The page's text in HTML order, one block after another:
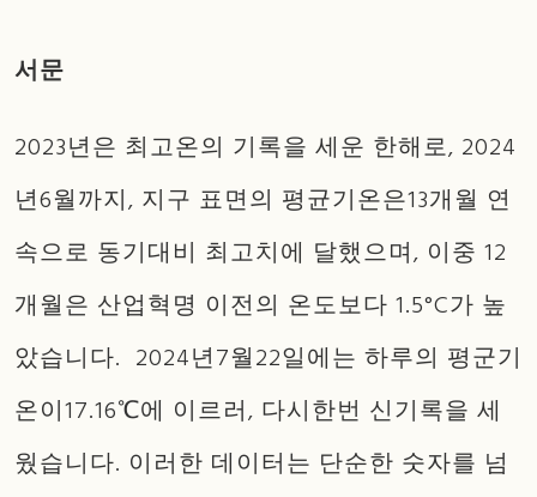
서문
2023년은 최고온의 기록을 세운 한해로, 2024
년6월까지, 지구 표면의 평균기온은13개월 연
속으로 동기대비 최고치에 달했으며, 이중 12
개월은 산업혁명 이전의 온도보다 1.5°C가 높
았습니다. 2024년7월22일에는 하루의 평군기
온이17.16℃에 이르러, 다시한번 신기록을 세
웠습니다. 이러한 데이터는 단순한 숫자를 넘